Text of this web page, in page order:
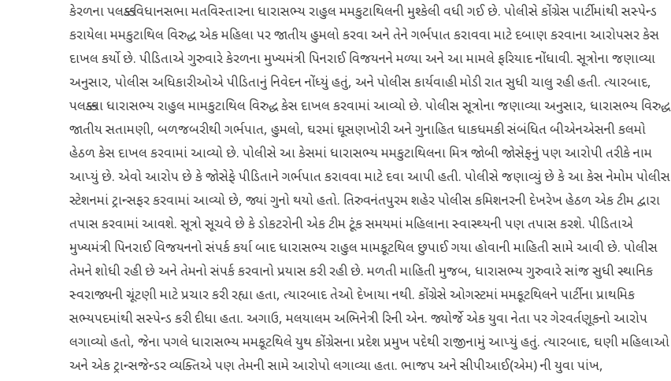
કેરળના પલક્કડ વિધાનસભા મતવિસ્તારના ધારાસભ્ય રાહુલ મમકુટાથિલની મુશ્કેલી વધી ગઈ છે. પોલીસે કોંગ્રેસ પાર્ટીમાંથી સસ્પેન્ડ
કરાયેલા મમકુટાથિલ વિરુદ્ધ એક મહિલા પર જાતીય હુમલો કરવા અને તેને ગર્ભપાત કરાવવા માટે દબાણ કરવાના આરોપસર કેસ
દાખલ કર્યો છે. પીડિતાએ ગુરુવારે કેરળના મુખ્યમંત્રી પિનરાઈ વિજયનને મળ્યા અને આ મામલે ફરિયાદ નોંધાવી. સૂત્રોના જણાવ્યા
અનુસાર, પોલીસ અધિકારીઓએ પીડિતાનું નિવેદન નોંધ્યું હતું, અને પોલીસ કાર્યવાહી મોડી રાત સુધી ચાલુ રહી હતી. ત્યારબાદ,
પલક્કડના ધારાસભ્ય રાહુલ મામકુટાથિલ વિરુદ્ધ કેસ દાખલ કરવામાં આવ્યો છે. પોલીસ સૂત્રોના જણાવ્યા અનુસાર, ધારાસભ્ય વિરુદ્ધ
જાતીય સતામણી, બળજબરીથી ગર્ભપાત, હુમલો, ઘરમાં ઘૂસણખોરી અને ગુનાહિત ધાકધમકી સંબંધિત બીએનએસની કલમો
હેઠળ કેસ દાખલ કરવામાં આવ્યો છે. પોલીસે આ કેસમાં ધારાસભ્ય મમકુટાથિલના મિત્ર જોબી જોસેફનું પણ આરોપી તરીકે નામ
આપ્યું છે. એવો આરોપ છે કે જોસેફે પીડિતાને ગર્ભપાત કરાવવા માટે દવા આપી હતી. પોલીસે જણાવ્યું છે કે આ કેસ નેમોમ પોલીસ
સ્ટેશનમાં ટ્રાન્સફર કરવામાં આવ્યો છે, જ્યાં ગુનો થયો હતો. તિરુવનંતપુરમ શહેર પોલીસ કમિશનરની દેખરેખ હેઠળ એક ટીમ દ્વારા
તપાસ કરવામાં આવશે. સૂત્રો સૂચવે છે કે ડોકટરોની એક ટીમ ટૂંક સમયમાં મહિલાના સ્વાસ્થ્યની પણ તપાસ કરશે. પીડિતાએ
મુખ્યમંત્રી પિનરાઈ વિજયનનો સંપર્ક કર્યા બાદ ધારાસભ્ય રાહુલ મામકૂટથિલ છુપાઈ ગયા હોવાની માહિતી સામે આવી છે. પોલીસ
તેમને શોધી રહી છે અને તેમનો સંપર્ક કરવાનો પ્રયાસ કરી રહી છે. મળતી માહિતી મુજબ, ધારાસભ્ય ગુરુવારે સાંજ સુધી સ્થાનિક
સ્વરાજ્યની ચૂંટણી માટે પ્રચાર કરી રહ્યા હતા, ત્યારબાદ તેઓ દેખાયા નથી. કોંગ્રેસે ઓગસ્ટમાં મમકૂટથિલને પાર્ટીના પ્રાથમિક
સભ્યપદમાંથી સસ્પેન્ડ કરી દીધા હતા. અગાઉ, મલયાલમ અભિનેત્રી રિની એન. જ્યોર્જે એક યુવા નેતા પર ગેરવર્તણૂકનો આરોપ
લગાવ્યો હતો, જેના પગલે ધારાસભ્ય મમકૂટથિલે યુથ કોંગ્રેસના પ્રદેશ પ્રમુખ પદેથી રાજીનામું આપ્યું હતું. ત્યારબાદ, ઘણી મહિલાઓ
અને એક ટ્રાન્સજેન્ડર વ્યક્તિએ પણ તેમની સામે આરોપો લગાવ્યા હતા. ભાજપ અને સીપીઆઈ(એમ) ની યુવા પાંખ,